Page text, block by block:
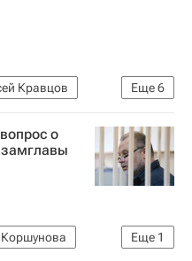
Еще6
Кравцов
(МОК)
(WADA)
(СК РФ)
о
Еще 1